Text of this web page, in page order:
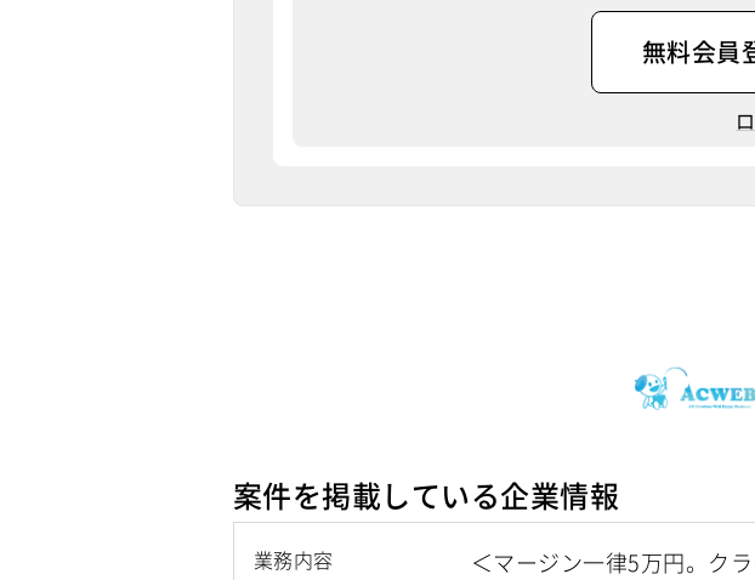
無料会員
案件を掲載している企業情報
業務内容 ＜マージン一律5万円。ク